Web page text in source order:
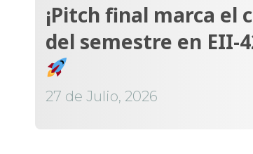
¡Pitch final marca el
del semestre en EII-
27 de Julio, 2026